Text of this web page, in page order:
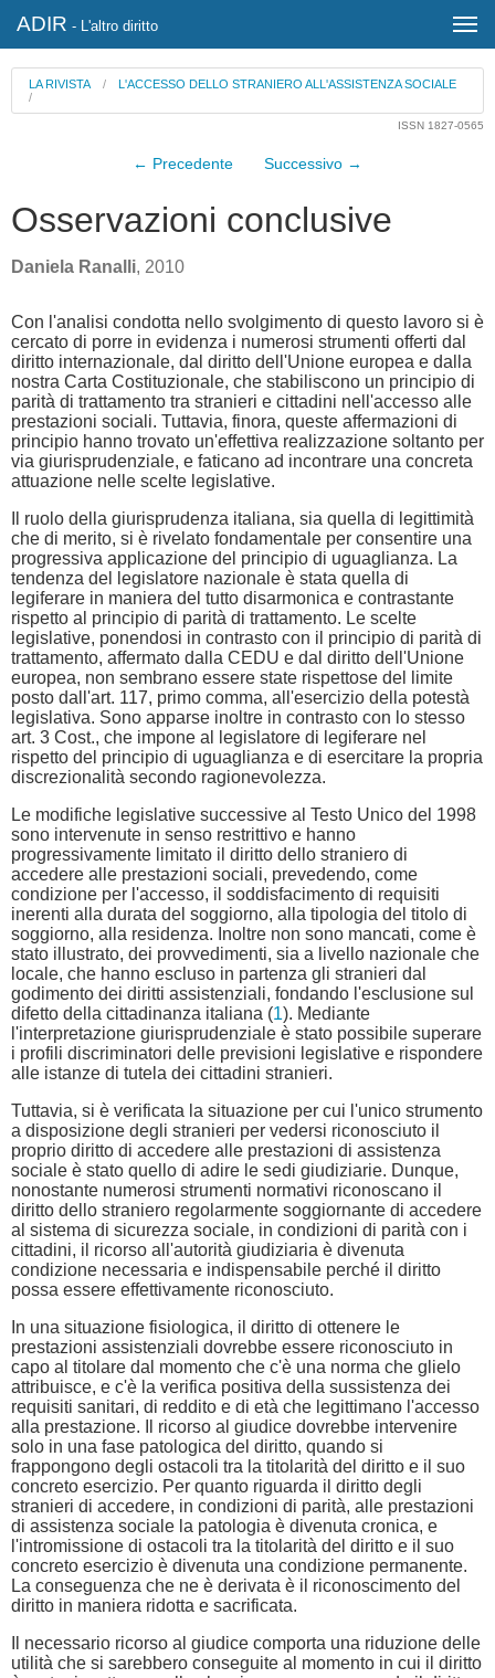
ADIR - L'altro diritto
LA RIVISTA / L'ACCESSO DELLO STRANIERO ALL'ASSISTENZA SOCIALE
/
ISSN 1827-0565
← Precedente Successivo →
Osservazioni conclusive
Daniela Ranalli, 2010
Con l'analisi condotta nello svolgimento di questo lavoro si è
cercato di porre in evidenza i numerosi strumenti offerti dal
diritto internazionale, dal diritto dell'Unione europea e dalla
nostra Carta Costituzionale, che stabiliscono un principio di
parità di trattamento tra stranieri e cittadini nell'accesso alle
prestazioni sociali. Tuttavia, finora, queste affermazioni di
principio hanno trovato un'effettiva realizzazione soltanto per
via giurisprudenziale, e faticano ad incontrare una concreta
attuazione nelle scelte legislative.
Il ruolo della giurisprudenza italiana, sia quella di legittimità
che di merito, si è rivelato fondamentale per consentire una
progressiva applicazione del principio di uguaglianza. La
tendenza del legislatore nazionale è stata quella di
legiferare in maniera del tutto disarmonica e contrastante
rispetto al principio di parità di trattamento. Le scelte
legislative, ponendosi in contrasto con il principio di parità di
trattamento, affermato dalla CEDU e dal diritto dell'Unione
europea, non sembrano essere state rispettose del limite
posto dall'art. 117, primo comma, all'esercizio della potestà
legislativa. Sono apparse inoltre in contrasto con lo stesso
art. 3 Cost., che impone al legislatore di legiferare nel
rispetto del principio di uguaglianza e di esercitare la propria
discrezionalità secondo ragionevolezza.
Le modifiche legislative successive al Testo Unico del 1998
sono intervenute in senso restrittivo e hanno
progressivamente limitato il diritto dello straniero di
accedere alle prestazioni sociali, prevedendo, come
condizione per l'accesso, il soddisfacimento di requisiti
inerenti alla durata del soggiorno, alla tipologia del titolo di
soggiorno, alla residenza. Inoltre non sono mancati, come è
stato illustrato, dei provvedimenti, sia a livello nazionale che
locale, che hanno escluso in partenza gli stranieri dal
godimento dei diritti assistenziali, fondando l'esclusione sul
difetto della cittadinanza italiana (1). Mediante
l'interpretazione giurisprudenziale è stato possibile superare
i profili discriminatori delle previsioni legislative e rispondere
alle istanze di tutela dei cittadini stranieri.
Tuttavia, si è verificata la situazione per cui l'unico strumento
a disposizione degli stranieri per vedersi riconosciuto il
proprio diritto di accedere alle prestazioni di assistenza
sociale è stato quello di adire le sedi giudiziarie. Dunque,
nonostante numerosi strumenti normativi riconoscano il
diritto dello straniero regolarmente soggiornante di accedere
al sistema di sicurezza sociale, in condizioni di parità con i
cittadini, il ricorso all'autorità giudiziaria è divenuta
condizione necessaria e indispensabile perché il diritto
possa essere effettivamente riconosciuto.
In una situazione fisiologica, il diritto di ottenere le
prestazioni assistenziali dovrebbe essere riconosciuto in
capo al titolare dal momento che c'è una norma che glielo
attribuisce, e c'è la verifica positiva della sussistenza dei
requisiti sanitari, di reddito e di età che legittimano l'accesso
alla prestazione. Il ricorso al giudice dovrebbe intervenire
solo in una fase patologica del diritto, quando si
frappongono degli ostacoli tra la titolarità del diritto e il suo
concreto esercizio. Per quanto riguarda il diritto degli
stranieri di accedere, in condizioni di parità, alle prestazioni
di assistenza sociale la patologia è divenuta cronica, e
l'intromissione di ostacoli tra la titolarità del diritto e il suo
concreto esercizio è divenuta una condizione permanente.
La conseguenza che ne è derivata è il riconoscimento del
diritto in maniera ridotta e sacrificata.
Il necessario ricorso al giudice comporta una riduzione delle
utilità che si sarebbero conseguite al momento in cui il diritto